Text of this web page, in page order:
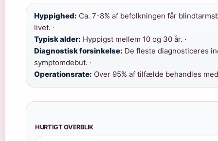
Hyppighed: Ca. 7-8% af befolkningen får
livet. ·
Typisk alder: Hyppigst mellem 10 og 30 år. ·
Diagnostisk forsinkelse: De fleste diagnosticeres
symptomdebut. ·
Operationsrate: Over 95% af tilfælde behandles
HURTIGT OVERBLIK